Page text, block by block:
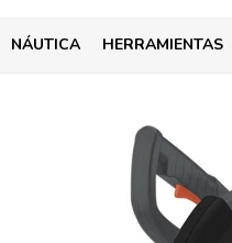
NÁUTICA HERRAMIENTAS